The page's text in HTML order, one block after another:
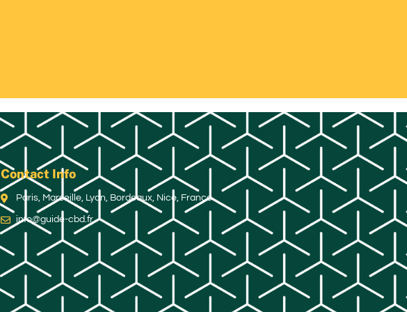
Contact Info
Paris, Marseille, Lyon, Bordeaux, Nice, France
info@guide-cbd.fr